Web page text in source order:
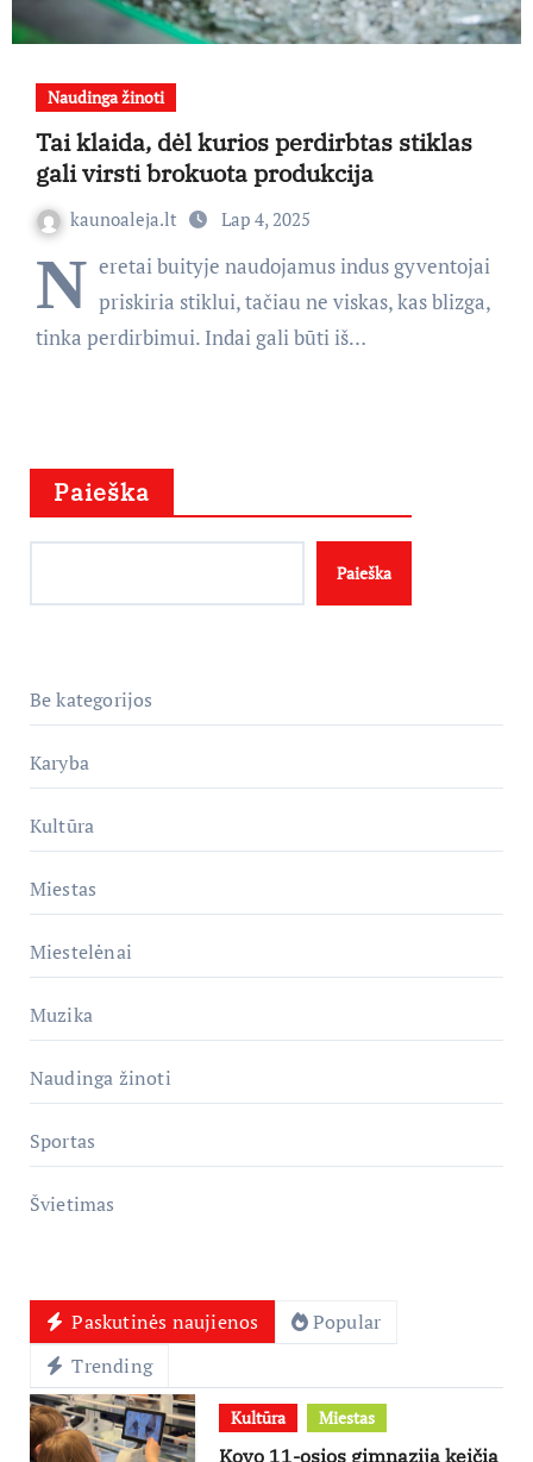
Naudinga žinoti
Tai klaida, dėl kurios perdirbtas stiklas
gali virsti brokuota produkcija
kaunoaleja.lt Lap 4, 2025
N eretai buityje naudojamus indus gyventojai
priskiria stiklui, tačiau ne viskas, kas blizga,
tinka perdirbimui. Indai gali būti iš…
Paieška
Paieška
Be kategorijos
Karyba
Kultūra
Miestas
Miestelėnai
Muzika
Naudinga žinoti
Sportas
Švietimas
Paskutinės naujienos
Popular
Trending
Kultūra Miestas
Kovo 11-osios gimnazija keičia